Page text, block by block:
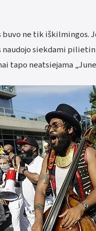
buvo ne tik iškilmingos.
siekdami
tapo neatsiejama